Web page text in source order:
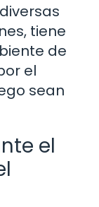
tiene
de
el
sean
el